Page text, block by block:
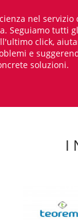
nel servizio
Seguiamo tutti
click,
e
soluzioni.
I